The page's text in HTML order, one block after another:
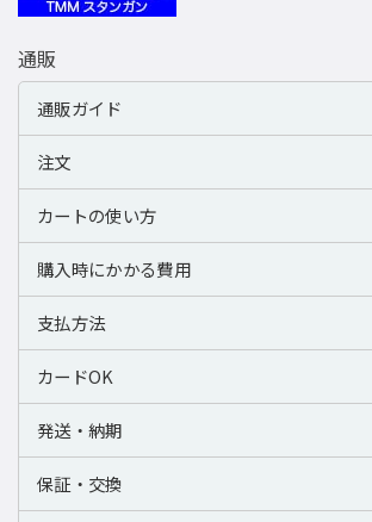
通販
通販ガイド
注文
カートの使い方
購入時にかかる費用
支払方法
カードOK
発送・納期
保証・交換